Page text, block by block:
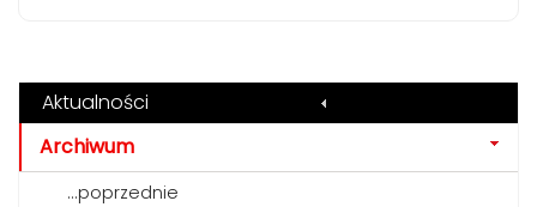
Aktualności
Archiwum
...poprzednie